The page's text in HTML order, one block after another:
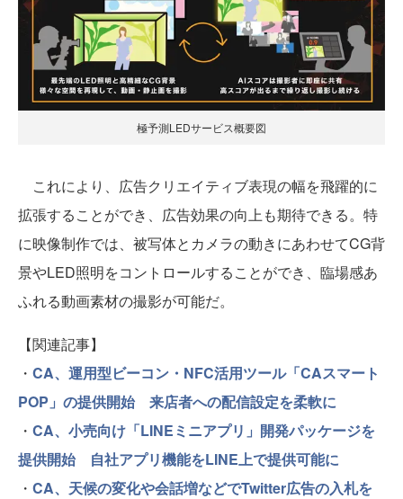
極予測LEDサービス概要図
これにより、広告クリエイティブ表現の幅を飛躍的に
拡張することができ、広告効果の向上も期待できる。特
に映像制作では、被写体とカメラの動きにあわせてCG背
景やLED照明をコントロールすることができ、臨場感あ
ふれる動画素材の撮影が可能だ。
【関連記事】
・ CA、運用型ビーコン・NFC活用ツール「CAスマート
POP」の提供開始 来店者への配信設定を柔軟に
・ CA、小売向け「LINEミニアプリ」開発パッケージを
提供開始 自社アプリ機能をLINE上で提供可能に
・ CA、天候の変化や会話増などでTwitter広告の入札を